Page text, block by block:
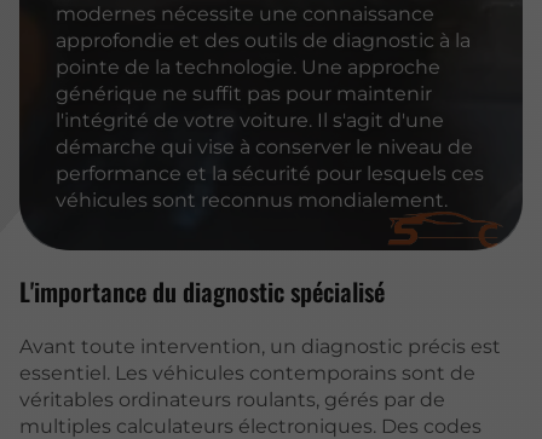
modernes nécessite une connaissance
approfondie et des outils de diagnostic à la
pointe de la technologie. Une approche
générique ne suffit pas pour maintenir
l'intégrité de votre voiture. Il s'agit d'une
démarche qui vise à conserver le niveau de
performance et la sécurité pour lesquels ces
véhicules sont reconnus mondialement.
L'importance du diagnostic spécialisé
Avant toute intervention, un diagnostic précis est
essentiel. Les véhicules contemporains sont de
véritables ordinateurs roulants, gérés par de
multiples calculateurs électroniques. Des codes